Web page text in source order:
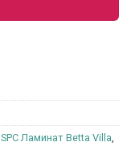
SPC Ламинат Betta Villa